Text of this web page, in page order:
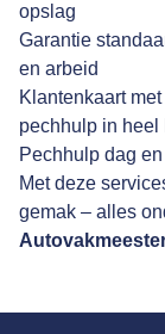
opslag
Garantie
en arbeid
Klantenkaart
pechhulp in heel
Pechhulp dag
Met deze
gemak – alles